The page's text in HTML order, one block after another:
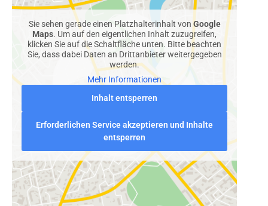
Sie sehen gerade einen Platzhalterinhalt von Google
Maps. Um auf den eigentlichen Inhalt zuzugreifen,
klicken Sie auf die Schaltfläche unten. Bitte beachten
Sie, dass dabei Daten an Drittanbieter weitergegeben
werden.
Mehr Informationen
Inhalt entsperren
Erforderlichen Service akzeptieren und Inhalte
entsperren